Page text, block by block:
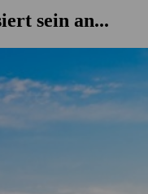
sein an...